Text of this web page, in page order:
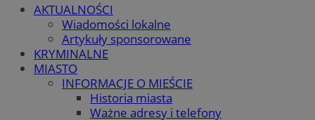
AKTUALNOŚCI
Wiadomości lokalne
Artykuły sponsorowane
KRYMINALNE
MIASTO
INFORMACJE O MIEŚCIE
Historia miasta
Ważne adresy i telefony